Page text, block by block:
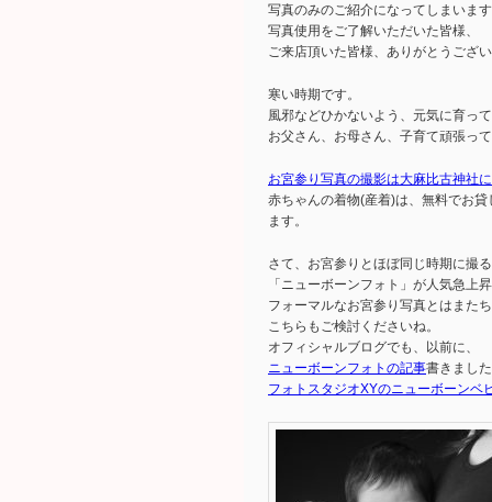
写真のみのご紹介になってしまいま
写真使用をご了解いただいた皆様、
ご来店頂いた皆様、ありがとうござ
寒い時期です。
風邪などひかないよう、元気に育っ
お父さん、お母さん、子育て頑張っ
お宮参り写真の撮影は大麻比古神社
赤ちゃんの着物(産着)は、無料でお
ます。
さて、お宮参りとほぼ同じ時期に撮
「ニューボーンフォト」が人気急上
フォーマルなお宮参り写真とはまた
こちらもご検討くださいね。
オフィシャルブログでも、以前に、
ニューボーンフォトの記事書きまし
フォトスタジオXYのニューボーンベ